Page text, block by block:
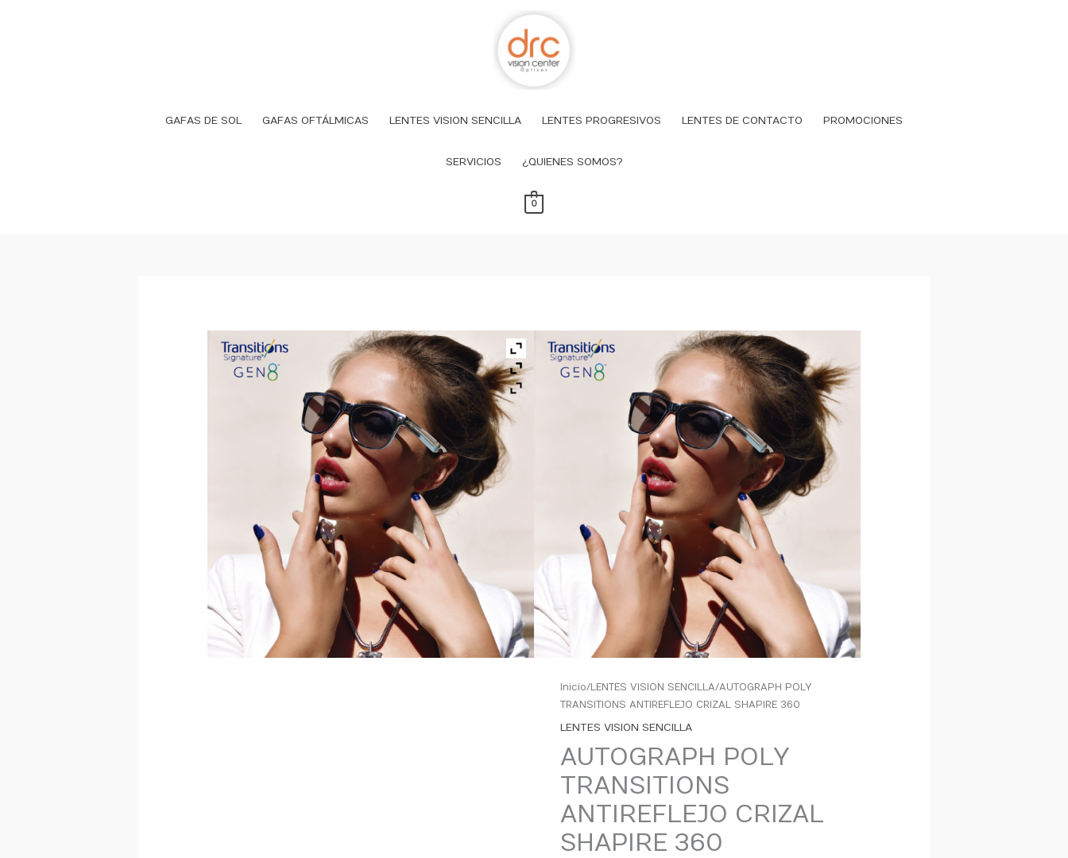
GAFAS DE SOL GAFAS OFTÁLMICAS LENTES VISION SENCILLA LENTES PROGRESIVOS LENTES DE CONTACTO PROMOCIONES
SERVICIOS ¿QUIENES SOMOS?
0
Inicio/LENTES VISION SENCILLA/ AUTOGRAPH POLY
TRANSITIONS ANTIREFLEJO CRIZAL SHAPIRE 360
LENTES VISION SENCILLA
AUTOGRAPH POLY
TRANSITIONS
ANTIREFLEJO CRIZAL
SHAPIRE 360